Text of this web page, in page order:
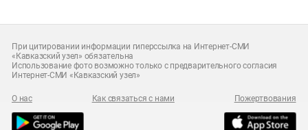
При цитировании информации гиперссылка на Интернет-СМИ
«Кавказский узел» обязательна
Использование фото возможно только с предварительного согласия
Интернет-СМИ «Кавказский узел»
О нас Как связаться с нами Пожертвования